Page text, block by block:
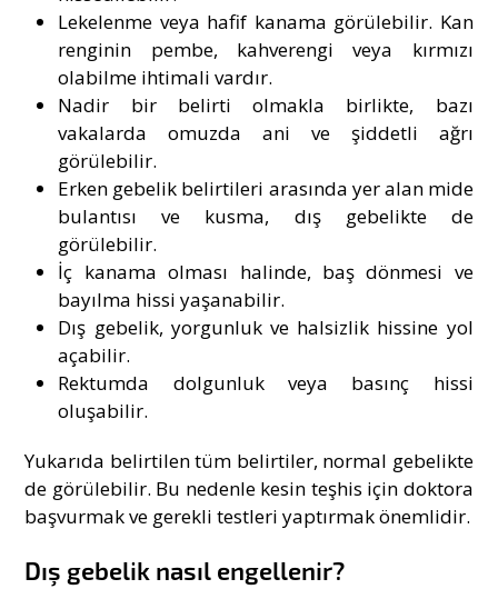
Lekelenme veya hafif kanama görülebilir. Kan
renginin pembe, kahverengi veya kırmızı
olabilme ihtimali vardır.
Nadir bir belirti olmakla birlikte, bazı
vakalarda omuzda ani ve şiddetli ağrı
görülebilir.
Erken gebelik belirtileri arasında yer alan mide
bulantısı ve kusma, dış gebelikte de
görülebilir.
İç kanama olması halinde, baş dönmesi ve
bayılma hissi yaşanabilir.
Dış gebelik, yorgunluk ve halsizlik hissine yol
açabilir.
Rektumda dolgunluk veya basınç hissi
oluşabilir.
Yukarıda belirtilen tüm belirtiler, normal gebelikte
de görülebilir. Bu nedenle kesin teşhis için doktora
başvurmak ve gerekli testleri yaptırmak önemlidir.
Dış gebelik nasıl engellenir?